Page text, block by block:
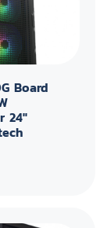
Board
24"